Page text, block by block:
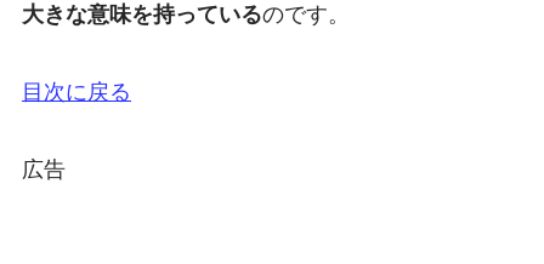
大きな意味を持っているのです。
目次に戻る
広告